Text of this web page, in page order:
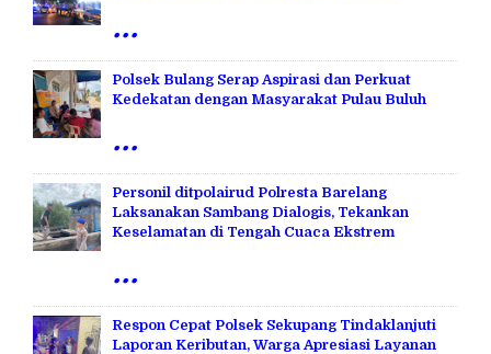
...
Polsek Bulang Serap Aspirasi dan Perkuat
Kedekatan dengan Masyarakat Pulau Buluh
...
Personil ditpolairud Polresta Barelang
Laksanakan Sambang Dialogis, Tekankan
Keselamatan di Tengah Cuaca Ekstrem
...
Respon Cepat Polsek Sekupang Tindaklanjuti
Laporan Keributan, Warga Apresiasi Layanan